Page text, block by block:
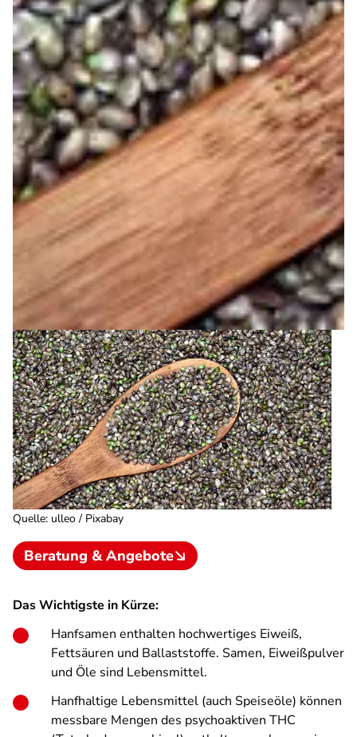
Quelle: ulleo / Pixabay
Beratung & Angebote
Das Wichtigste in Kürze:
Hanfsamen enthalten hochwertiges Eiweiß,
Fettsäuren und Ballaststoffe. Samen, Eiweißpulver
und Öle sind Lebensmittel.
Hanfhaltige Lebensmittel (auch Speiseöle) können
messbare Mengen des psychoaktiven THC